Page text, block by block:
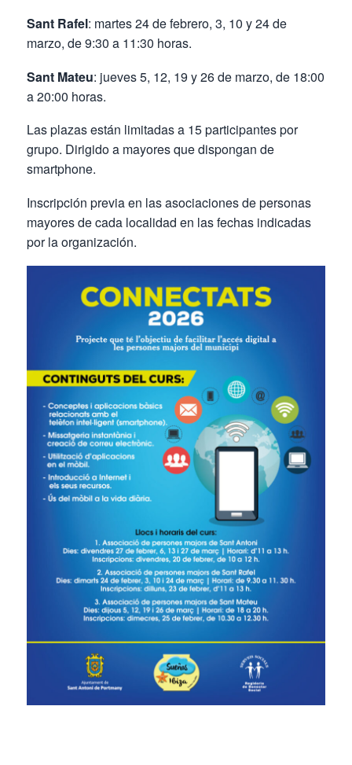
Sant Rafel: martes 24 de febrero, 3, 10 y 24 de
marzo, de 9:30 a 11:30 horas.
Sant Mateu: jueves 5, 12, 19 y 26 de marzo, de 18:00
a 20:00 horas.
Las plazas están limitadas a 15 participantes por
grupo. Dirigido a mayores que dispongan de
smartphone.
Inscripción previa en las asociaciones de personas
mayores de cada localidad en las fechas indicadas
por la organización.